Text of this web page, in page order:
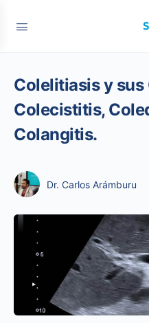
Colelitiasis y
Colecistitis,
Colangitis.
Dr. Carlos Arámburu